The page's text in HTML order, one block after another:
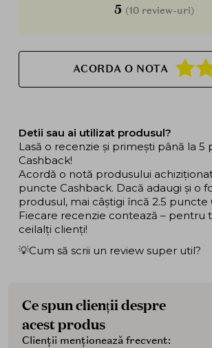
5 (10 review-uri)
ACORDA O NOTA
Detii sau ai utilizat produsul?
Lasă o recenzie și primești până la 5
Cashback!
Acordă o notă produsului
puncte Cashback. Dacă adaugi și o
produsul, mai câștigi încă 2.5 puncte
Fiecare recenzie contează – pentru
ceilalți clienți!
💡Cum să scrii un review super util?
Ce spun clienții despre
acest produs
Clienții menționează frecvent: